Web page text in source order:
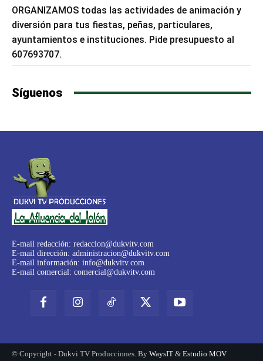
ORGANIZAMOS todas las actividades de animación y
diversión para tus fiestas, peñas, particulares,
ayuntamientos e instituciones. Pide presupuesto al
607693707.
Síguenos
E-mail redacción: redaccion@dukvitv.com
E-mail dirección: administracion@dukvitv.com
E-mail información: info@dukvitv.com
E-mail comercial: comercial@dukvitv.com
© Copyright - Dukvi TV Producciones. By WaysIT & Estudio MOV